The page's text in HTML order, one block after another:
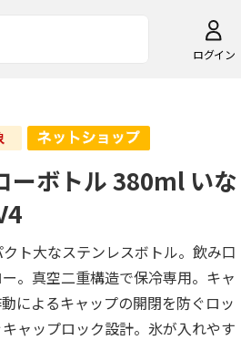
ログイン
ーボトル 380ml いな
ト大なステンレスボトル。飲み口
。真空二重構造で保冷専用。キャ
によるキャップの開閉を防ぐロッ
ャップロック設計。氷が入れやす